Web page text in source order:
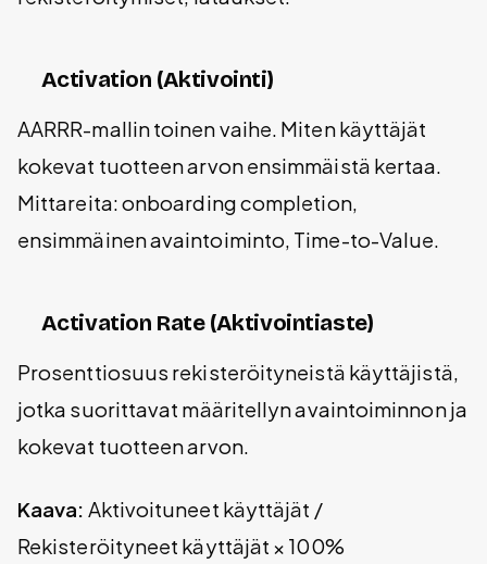
Activation (Aktivointi)
AARRR-mallin toinen vaihe. Miten käyttäjät
kokevat tuotteen arvon ensimmäistä kertaa.
Mittareita: onboarding completion,
ensimmäinen avaintoiminto, Time-to-Value.
Activation Rate (Aktivointiaste)
Prosenttiosuus rekisteröityneistä käyttäjistä,
jotka suorittavat määritellyn avaintoiminnon ja
kokevat tuotteen arvon.
Kaava: Aktivoituneet käyttäjät /
Rekisteröityneet käyttäjät × 100%